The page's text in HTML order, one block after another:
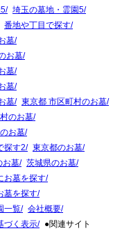
埼玉の墓地・霊園5
番地や丁目で探す
墓
お墓
墓
墓
墓
東京都 市区町村のお墓
のお墓
お墓
探す2
東京都のお墓
お墓
茨城県のお墓
お墓を探す
墓を探す
一覧
会社概要
づく表示 ●関連サイト